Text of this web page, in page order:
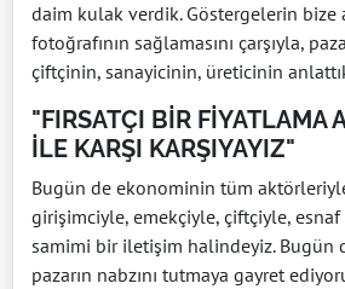
daim kulak verdik. Göstergelerin bize
fotoğrafının sağlamasını çarşıyla,
çiftçinin, sanayicinin, üreticinin
"FIRSATÇI BİR FİYATLAMA
İLE KARŞI KARŞIYAYIZ"
Bugün de ekonominin tüm
girişimciyle, emekçiyle, çiftçiyle,
samimi bir iletişim halindeyiz. Bugün
pazarın nabzını tutmaya gayret